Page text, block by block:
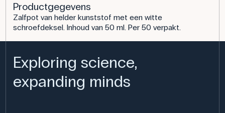
Productgegevens
Zalfpot van helder kunststof met een witte
schroefdeksel. Inhoud van 50 ml. Per 50 verpakt.
Exploring science,
expanding minds